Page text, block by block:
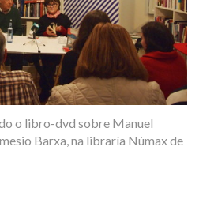
o libro-dvd sobre Manuel
Barxa, na libraría Númax de